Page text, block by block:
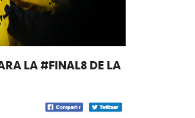
LA #FINAL8 DE LA